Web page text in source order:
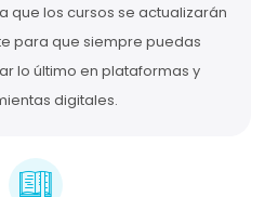
que los cursos se actualizarán
para que siempre puedas
lo último en plataformas y
digitales.